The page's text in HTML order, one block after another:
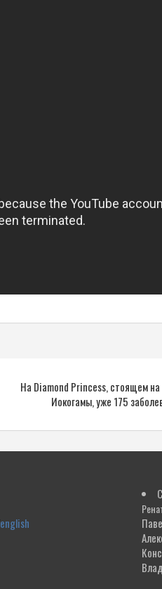
На Diamond Princess, стоящем на
Иокогамы, уже 175
english